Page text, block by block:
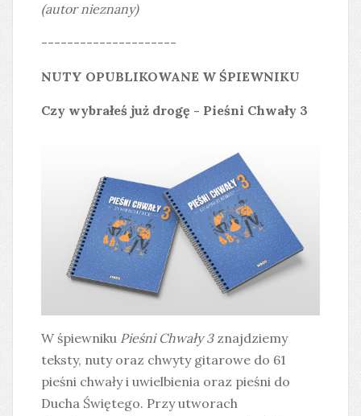
(autor nieznany)
---------------------
NUTY OPUBLIKOWANE W ŚPIEWNIKU
Czy wybrałeś już drogę - Pieśni Chwały 3
W śpiewniku Pieśni Chwały 3znajdziemy
teksty, nuty oraz chwyty gitarowe do 61
pieśni chwały i uwielbienia oraz pieśni do
Ducha Świętego. Przy utworach